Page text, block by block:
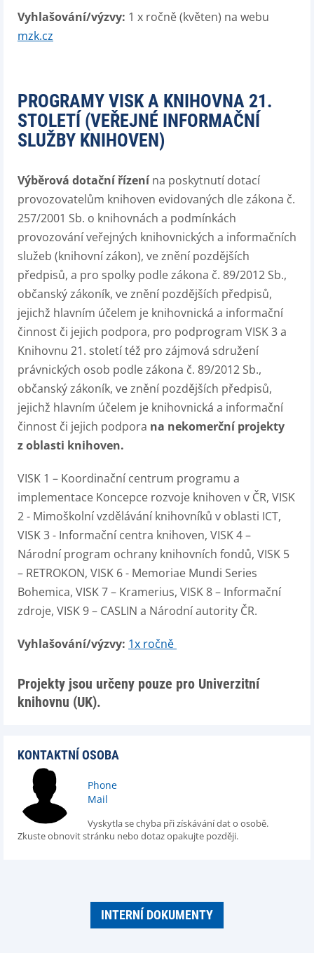
Vyhlašování/výzvy: 1 x ročně (květen) na webu
mzk.cz
PROGRAMY VISK A KNIHOVNA 21.
STOLETÍ (VEŘEJNÉ INFORMAČNÍ
SLUŽBY KNIHOVEN)
Výběrová dotační řízenína poskytnutí dotací
provozovatelům knihoven evidovaných dle zákona č.
257/2001 Sb. o knihovnách a podmínkách
provozování veřejných knihovnických a informačních
služeb (knihovní zákon), ve znění pozdějších
předpisů, a pro spolky podle zákona č. 89/2012 Sb.,
občanský zákoník, ve znění pozdějších předpisů,
jejichž hlavním účelem je knihovnická a informační
činnost či jejich podpora, pro podprogram VISK 3 a
Knihovnu 21. století též pro zájmová sdružení
právnických osob podle zákona č. 89/2012 Sb.,
občanský zákoník, ve znění pozdějších předpisů,
jejichž hlavním účelem je knihovnická a informační
činnost či jejich podpora na nekomerční projekty
z oblasti knihoven.
VISK 1 – Koordinační centrum programu a
implementace Koncepce rozvoje knihoven v ČR, VISK
2 - Mimoškolní vzdělávání knihovníků v oblasti ICT,
VISK 3 - Informační centra knihoven, VISK 4 –
Národní program ochrany knihovních fondů, VISK 5
– RETROKON, VISK 6 - Memoriae Mundi Series
Bohemica, VISK 7 – Kramerius, VISK 8 – Informační
zdroje, VISK 9 – CASLIN a Národní autority ČR.
Vyhlašování/výzvy: 1x ročně
Projekty jsou určeny pouze pro Univerzitní
knihovnu (UK).
KONTAKTNÍ OSOBA
Phone
Mail
Vyskytla se chyba při získávání dat o osobě.
Zkuste obnovit stránku nebo dotaz opakujte později.
INTERNÍ DOKUMENTY